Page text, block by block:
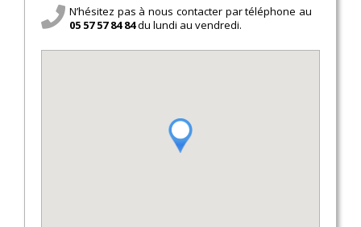
N’hésitez pas à nous contacter par téléphone au
05 57 57 84 84du lundi au vendredi.